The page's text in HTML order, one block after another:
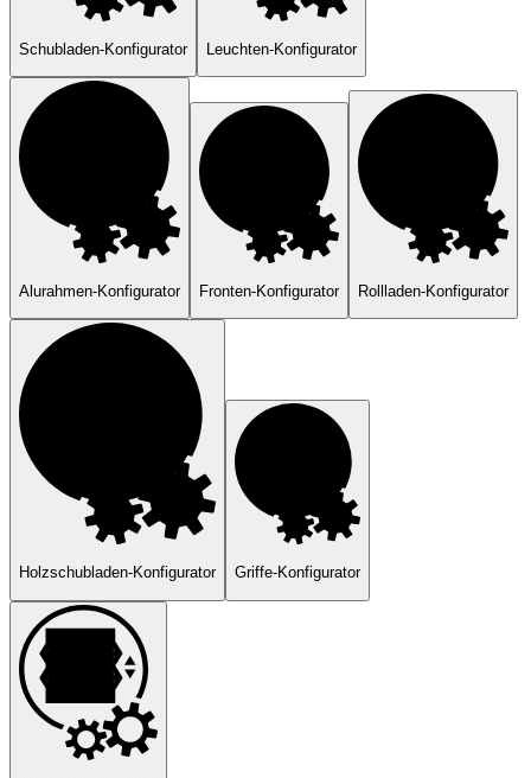
Schubladen-Konfigurator Leuchten-Konfigurator
Alurahmen-Konfigurator Fronten-Konfigurator Rollladen-Konfigurator
Holzschubladen-Konfigurator Griffe-Konfigurator